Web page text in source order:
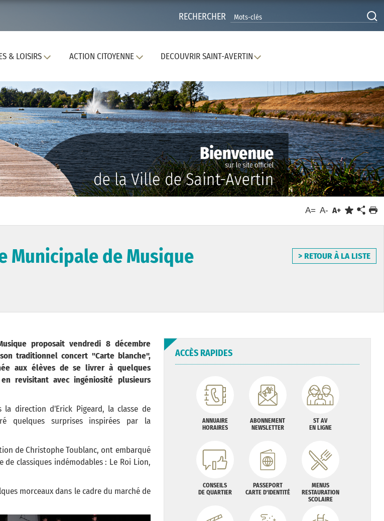
RECHERCHER
& LOISIRS ACTION CITOYENNE DECOUVRIR SAINT-AVERTIN
A= A- A+
Municipale de Musique > RETOUR À LA LISTE
proposait vendredi 8 décembre
traditionnel concert "Carte blanche",
aux élèves de se livrer à quelques
revisitant avec ingéniosité plusieurs
la direction d'Erick Pigeard, la classe de
quelques surprises inspirées par la
de Christophe Toublanc, ont embarqué
classiques indémodables : Le Roi Lion,
morceaux dans le cadre du marché de
ACCÈS RAPIDES
ANNUAIRE
HORAIRES
ABONNEMENT
NEWSLETTER
ST AV
EN LIGNE
CONSEILS
DE QUARTIER
PASSEPORT
CARTE D'IDENTITÉ
MENUS
RESTAURATION
SCOLAIRE